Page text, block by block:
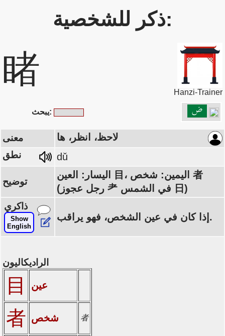
ذكر للشخصية:
睹
Hanzi-Trainer
يبحث:
معنى لاحظ، انظر، ها
نطق dǔ
توضيح
اليسار: العين 目، اليمين: شخص 者
(رجل عجوز 耂 في الشمس 日)
ذاكري
Show
English
إذا كان في عين الشخص، فهو يراقب.
الراديكاليون
目 عين
者 شخص 者